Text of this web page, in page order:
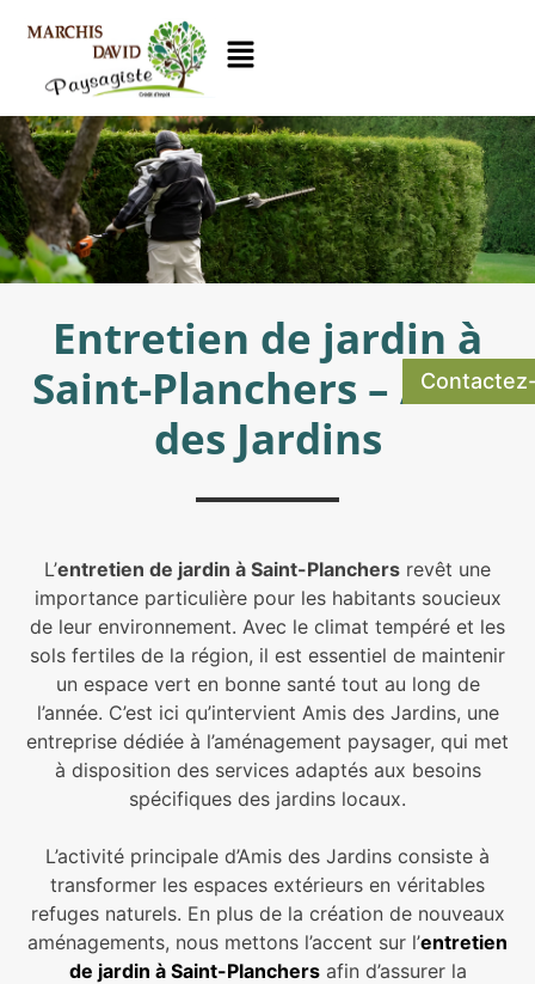
Entretien de jardin à
Saint-Planchers – Amis
des Jardins
L’entretien de jardin à Saint-Planchers revêt une
importance particulière pour les habitants soucieux
de leur environnement. Avec le climat tempéré et les
sols fertiles de la région, il est essentiel de maintenir
un espace vert en bonne santé tout au long de
l’année. C’est ici qu’intervient Amis des Jardins, une
entreprise dédiée à l’aménagement paysager, qui met
à disposition des services adaptés aux besoins
spécifiques des jardins locaux.
L’activité principale d’Amis des Jardins consiste à
transformer les espaces extérieurs en véritables
refuges naturels. En plus de la création de nouveaux
aménagements, nous mettons l’accent sur l’entretien
de jardin à Saint-Planchersafin d’assurer la